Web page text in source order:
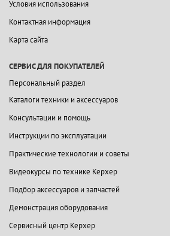
Условия использования
Контактная информация
Карта сайта
СЕРВИС ДЛЯ ПОКУПАТЕЛЕЙ
Персональный раздел
Каталоги техники и аксессуаров
Консультации и помощь
Инструкции по эксплуатации
Практические технологии и советы
Видеокурсы по технике Керхер
Подбор аксессуаров и запчастей
Демонстрация оборудования
Сервисный центр Керхер